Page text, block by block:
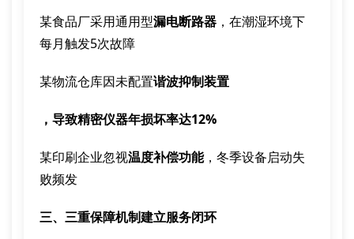
某食品厂采用通用型漏电断路器 ，在潮湿环境下
每月触发5次故障
某物流仓库因未配置谐波抑制装置
，导致精密仪器年损坏率达12%
某印刷企业忽视温度补偿功能，冬季设备启动失
败频发
三、三重保障机制建立服务闭环